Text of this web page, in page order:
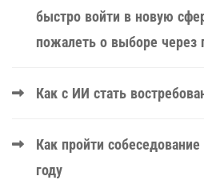
быстро войти в новую
пожалеть о выборе через
Как с ИИ стать
Как пройти
году